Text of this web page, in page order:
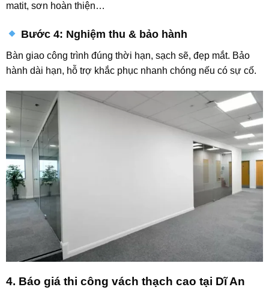
matit, sơn hoàn thiện…
Bước 4: Nghiệm thu & bảo hành
Bàn giao công trình đúng thời hạn, sạch sẽ, đẹp mắt. Bảo
hành dài hạn, hỗ trợ khắc phục nhanh chóng nếu có sự cố.
4. Báo giá thi công vách thạch cao tại Dĩ An